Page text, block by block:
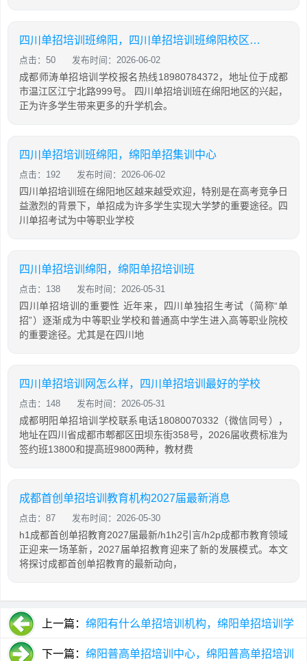
四川单招培训班绵阳，四川单招培训班绵阳校区地址
点击：50 发布时间：2026-06-02
成都师涛单招培训学校报名热线18980784372，地址位于成都
市温江区江宁北路999号。 四川单招培训班在绵阳地区的兴起，
正为许多学生带来更多的升学机会。
四川单招培训班绵阳，绵阳单招集训中心
点击：192 发布时间：2026-06-02
四川单招培训班在绵阳地区越来越受欢迎，特别是在高考竞争日
益激烈的背景下，单招成为许多学生实现大学梦的重要途径。四
川单招考试为中等职业学校
四川单招培训绵阳，绵阳单招培训班
点击：138 发布时间：2026-05-31
四川单招培训的重要性 近年来，四川单独招生考试（简称“单
招”）逐渐成为中等职业学校和普通高中学生进入高等职业院校
的重要途径。尤其是在四川地
四川单招培训网怎么样，四川单招培训最好的学校
点击：148 发布时间：2026-05-31
成都明阳单招培训学校联系电话18080070332（微信同号），
地址在四川省成都市郫都区田坝东街358号，2026届收费标准为
签约班13800和提高班9800两种，教材费
成都首创单招培训教育机构2027届最新消息
点击：87 发布时间：2026-05-30
h1成都首创单招教育2027届最新/h1h2引言/h2p成都市教育领域
正迎来一场革新，2027届单招教育迎来了新的发展模式。本文
将探讨成都首创单招教育的最新动向，
上一篇： 绵阳有什么单招培训机构，绵阳单招培训学
校 下一篇： 绵阳普高单招培训中心，绵阳普高单招培训